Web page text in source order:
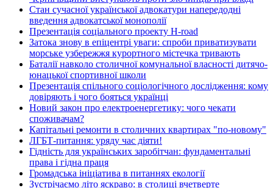
Стан сучасної української адвокатури напередодні
введення адвокатської монополії
Презентація соціального проекту H-road
Затока знову в епіцентрі уваги: спроби приватизувати
морське узбережжя курортного містечка тривають
Баталії навколо столичної комунальної власності дитячо-
юнацької спортивної школи
Презентація спільного соціологічного дослідження: кому
довіряють і чого бояться українці
Новий закон про електроенергетику: чого чекати
споживачам?
Капітальні ремонти в столичних квартирах "по-новому"
ЛГБТ-питання: уряду час діяти!
Гідність для українських заробітчан: фундаментальні
права і гідна праця
Громадська ініціатива в питаннях екології
Зустрічаємо літо яскраво: в столиці вчетверте